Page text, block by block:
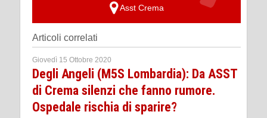
Asst Crema
Articoli correlati
Giovedì 15 Ottobre 2020
Degli Angeli (M5S Lombardia): Da ASST
di Crema silenzi che fanno rumore.
Ospedale rischia di sparire?